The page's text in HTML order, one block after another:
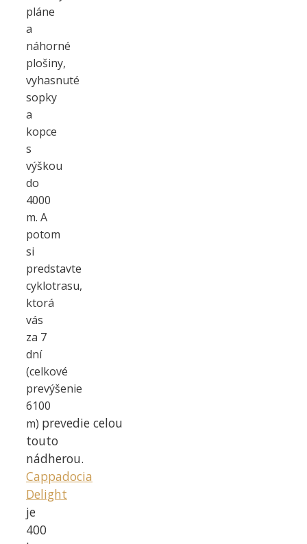
pláne
a
náhorné
plošiny,
vyhasnuté
sopky
a
kopce
s
výškou
do
4000
m. A
potom
si
predstavte
cyklotrasu,
ktorá
vás
za 7
dní
(celkové
prevýšenie
6100
m) prevedie celou
touto
nádherou.
Cappadocia
Delight
je
400